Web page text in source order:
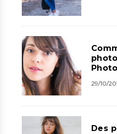
29/10/
Des